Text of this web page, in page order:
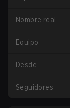
Nombre real
Equipo
Desde
Seguidores